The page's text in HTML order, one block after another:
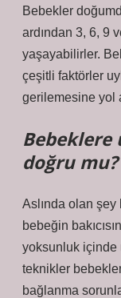
Bebekler
ardından 3, 6, 9
yaşayabilirler.
çeşitli faktörler
gerilemesine yol
doğru mu?
Aslında olan şey
bebeğin
yoksunluk içinde
teknikler
bağlanma